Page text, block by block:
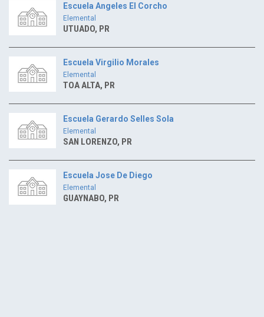
Escuela Angeles El Corcho
Elemental
UTUADO, PR
Escuela Virgilio Morales
Elemental
TOA ALTA, PR
Escuela Gerardo Selles Sola
Elemental
SAN LORENZO, PR
Escuela Jose De Diego
Elemental
GUAYNABO, PR